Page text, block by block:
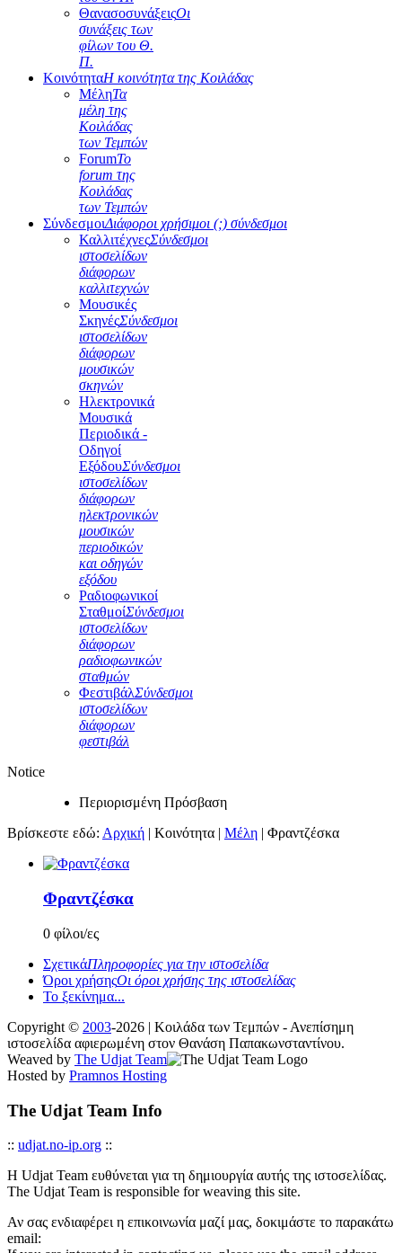
ΘανασοσυνάξειςΟι
συνάξεις των
φίλων του Θ.
Π.
ΚοινότηταΗ κοινότητα της Κοιλάδας
ΜέληΤα
μέλη της
Κοιλάδας
των Τεμπών
ForumΤο
forum της
Κοιλάδας
των Τεμπών
ΣύνδεσμοιΔιάφοροι χρήσιμοι (;) σύνδεσμοι
ΚαλλιτέχνεςΣύνδεσμοι
ιστοσελίδων
διάφορων
καλλιτεχνών
Μουσικές
ΣκηνέςΣύνδεσμοι
ιστοσελίδων
διάφορων
μουσικών
σκηνών
Ηλεκτρονικά
Μουσικά
Περιοδικά -
Οδηγοί
ΕξόδουΣύνδεσμοι
ιστοσελίδων
διάφορων
ηλεκτρονικών
μουσικών
περιοδικών
και οδηγών
εξόδου
Ραδιοφωνικοί
ΣταθμοίΣύνδεσμοι
ιστοσελίδων
διάφορων
ραδιοφωνικών
σταθμών
ΦεστιβάλΣύνδεσμοι
ιστοσελίδων
διάφορων
φεστιβάλ
Notice
Περιορισμένη Πρόσβαση
Βρίσκεστε εδώ: Αρχική | Κοινότητα | Μέλη | Φραντζέσκα
Φραντζέσκα
0 φίλοι/ες
ΣχετικάΠληροφορίες για την ιστοσελίδα
Όροι χρήσηςΟι όροι χρήσης της ιστοσελίδας
Το ξεκίνημα...
Copyright © 2003-2026 | Κοιλάδα των Τεμπών - Ανεπίσημη
ιστοσελίδα αφιερωμένη στον Θανάση Παπακωνσταντίνου.
Weaved by The Udjat Team
Hosted by Pramnos Hosting
The Udjat Team Info
:: udjat.no-ip.org ::
Η Udjat Team ευθύνεται για τη δημιουργία αυτής της ιστοσελίδας.
The Udjat Team is responsible for weaving this site.
Αν σας ενδιαφέρει η επικοινωνία μαζί μας, δοκιμάστε το παρακάτω
email: